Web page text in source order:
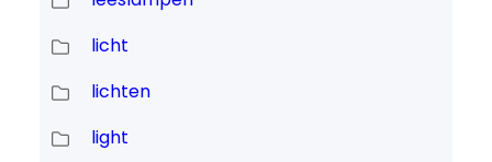
licht
lichten
light